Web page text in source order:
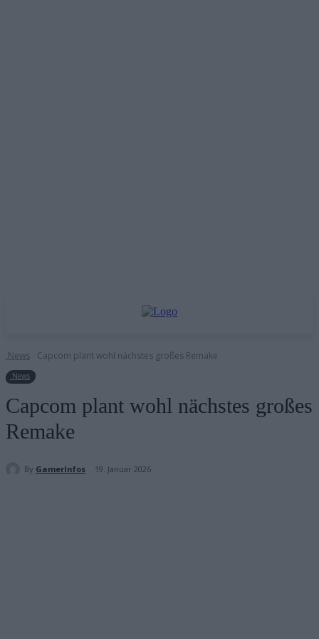
.News Capcom plant wohl nächstes großes Remake
.News
Capcom plant wohl nächstes großes
Remake
By GamerInfos 19. Januar 2026